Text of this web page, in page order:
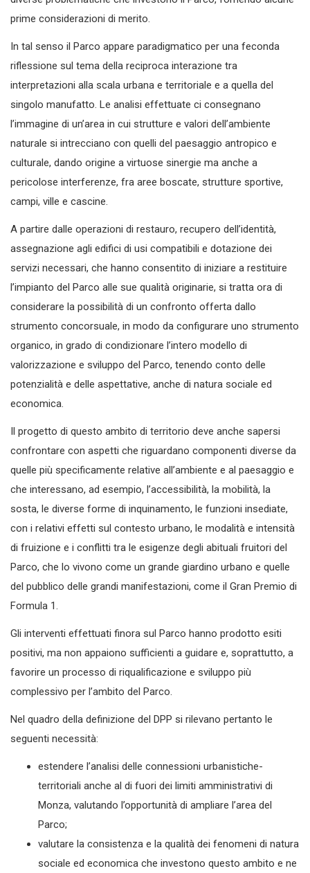
prime considerazioni di merito.
In tal senso il Parco appare paradigmatico per una feconda
riflessione sul tema della reciproca interazione tra
interpretazioni alla scala urbana e territoriale e a quella del
singolo manufatto. Le analisi effettuate ci consegnano
l’immagine di un’area in cui strutture e valori dell’ambiente
naturale si intrecciano con quelli del paesaggio antropico e
culturale, dando origine a virtuose sinergie ma anche a
pericolose interferenze, fra aree boscate, strutture sportive,
campi, ville e cascine.
A partire dalle operazioni di restauro, recupero dell’identità,
assegnazione agli edifici di usi compatibili e dotazione dei
servizi necessari, che hanno consentito di iniziare a restituire
l’impianto del Parco alle sue qualità originarie, si tratta ora di
considerare la possibilità di un confronto offerta dallo
strumento concorsuale, in modo da configurare uno strumento
organico, in grado di condizionare l’intero modello di
valorizzazione e sviluppo del Parco, tenendo conto delle
potenzialità e delle aspettative, anche di natura sociale ed
economica.
Il progetto di questo ambito di territorio deve anche sapersi
confrontare con aspetti che riguardano componenti diverse da
quelle più specificamente relative all’ambiente e al paesaggio e
che interessano, ad esempio, l’accessibilità, la mobilità, la
sosta, le diverse forme di inquinamento, le funzioni insediate,
con i relativi effetti sul contesto urbano, le modalità e intensità
di fruizione e i conflitti tra le esigenze degli abituali fruitori del
Parco, che lo vivono come un grande giardino urbano e quelle
del pubblico delle grandi manifestazioni, come il Gran Premio di
Formula 1.
Gli interventi effettuati finora sul Parco hanno prodotto esiti
positivi, ma non appaiono sufficienti a guidare e, soprattutto, a
favorire un processo di riqualificazione e sviluppo più
complessivo per l’ambito del Parco.
Nel quadro della definizione del DPP si rilevano pertanto le
seguenti necessità:
estendere l’analisi delle connessioni urbanistiche-
territoriali anche al di fuori dei limiti amministrativi di
Monza, valutando l’opportunità di ampliare l’area del
Parco;
valutare la consistenza e la qualità dei fenomeni di natura
sociale ed economica che investono questo ambito e ne